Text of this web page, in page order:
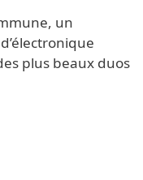
un
plus beaux duos